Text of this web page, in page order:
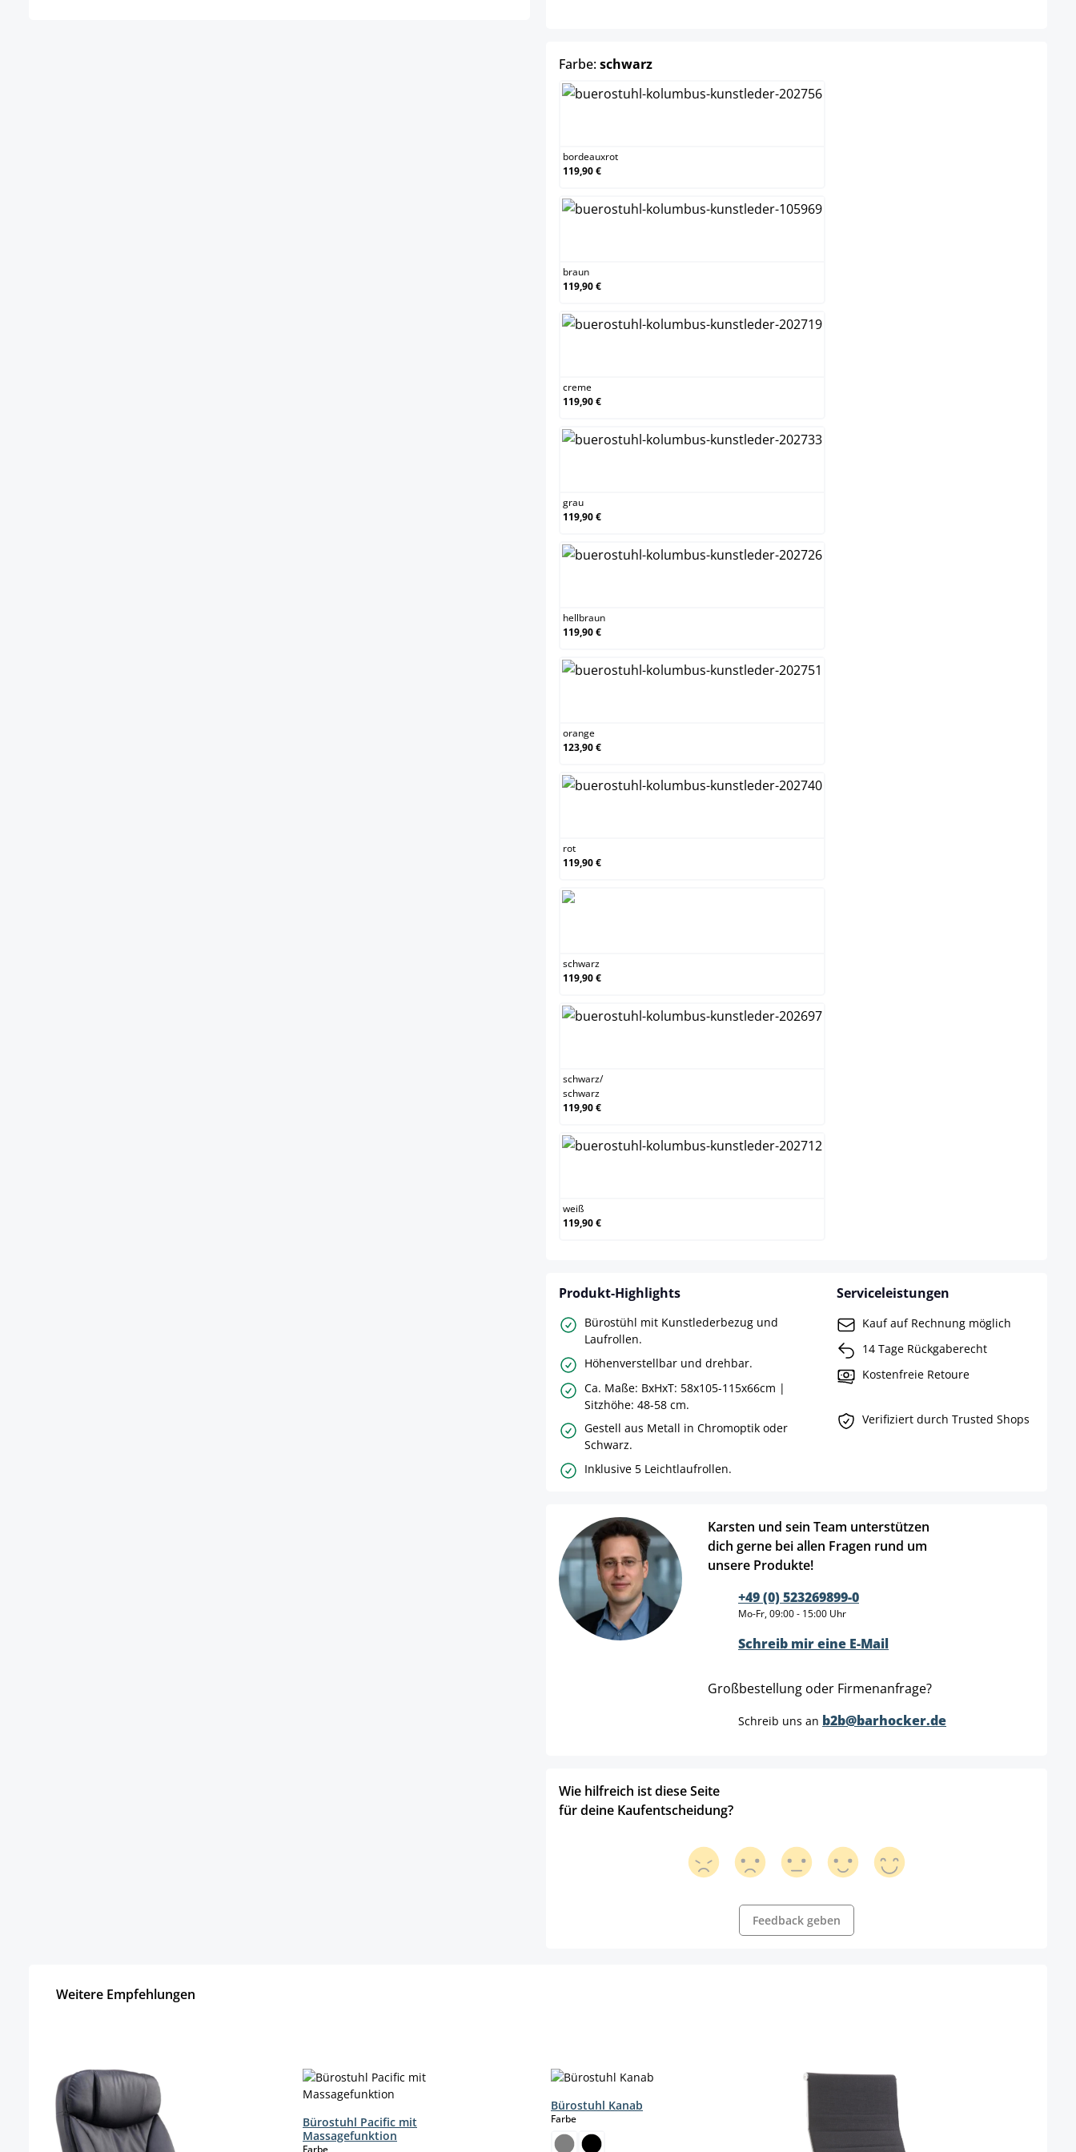
Farbe:schwarzauswählen
bordeauxrot
119,90 €
braun
119,90 €
creme
119,90 €
grau
119,90 €
hellbraun
119,90 €
orange
123,90 €
rot
119,90 €
schwarz
119,90 €
schwarz/
schwarz
119,90 €
weiß
119,90 €
Produkt-Highlights
Bürostühl mit Kunstlederbezug und
Laufrollen.
Höhenverstellbar und drehbar.
Ca. Maße: BxHxT: 58x105-115x66cm |
Sitzhöhe: 48-58 cm.
Gestell aus Metall in Chromoptik oder
Schwarz.
Inklusive 5 Leichtlaufrollen.
Serviceleistungen
Kauf auf Rechnung möglich
14 Tage Rückgaberecht
Kostenfreie Retoure
Verifiziert durch Trusted Shops
Karsten und sein Team unterstützen
dich gerne bei allen Fragen rund um
unsere Produkte!
+49 (0) 523269899-0
Mo-Fr, 09:00 - 15:00 Uhr
Schreib mir eine E-Mail
Großbestellung oder Firmenanfrage?
Schreib uns an b2b@barhocker.de
Wie hilfreich ist diese Seite
für deine Kaufentscheidung?
Feedback geben
Weitere Empfehlungen
Bürostuhl Pacific mit
Massagefunktion
Farbeauswählen
Bürostuhl Kanab
Farbeauswählen